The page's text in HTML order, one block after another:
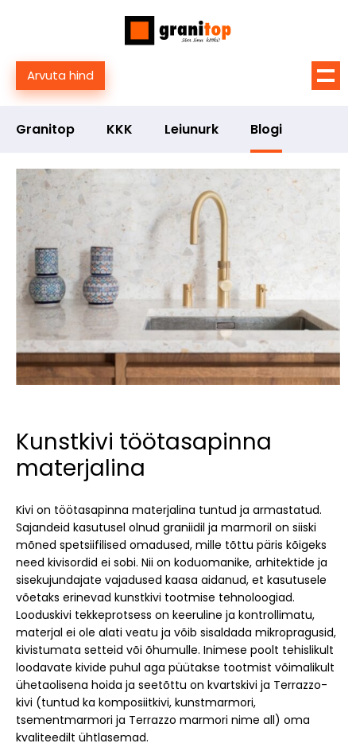
Arvuta hind
Granitop KKK Leiunurk Blogi
Kunstkivi töötasapinna
materjalina
Kivi on töötasapinna materjalina tuntud ja armastatud.
Sajandeid kasutusel olnud graniidil ja marmoril on siiski
mõned spetsiifilised omadused, mille tõttu päris kõigeks
need kivisordid ei sobi. Nii on koduomanike, arhitektide ja
sisekujundajate vajadused kaasa aidanud, et kasutusele
võetaks erinevad kunstkivi tootmise tehnoloogiad.
Looduskivi tekkeprotsess on keeruline ja kontrollimatu,
materjal ei ole alati veatu ja võib sisaldada mikropragusid,
kivistumata setteid või õhumulle. Inimese poolt tehislikult
loodavate kivide puhul aga püütakse tootmist võimalikult
ühetaolisena hoida ja seetõttu on kvartskivi ja Terrazzo-
kivi (tuntud ka komposiitkivi, kunstmarmori,
tsementmarmori ja Terrazzo marmori nime all) oma
kvaliteedilt ühtlasemad.